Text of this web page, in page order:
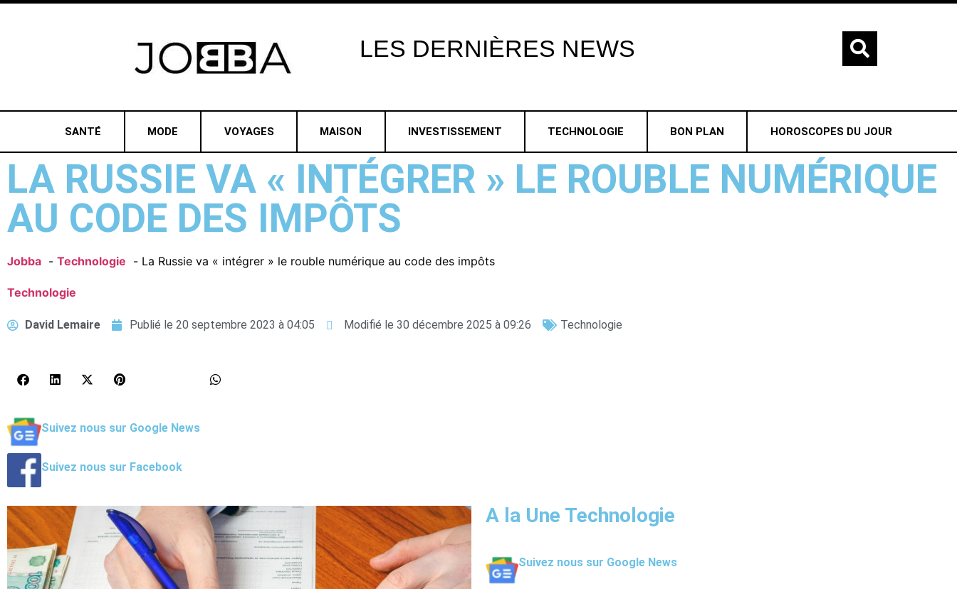
LES DERNIÈRES NEWS
SANTÉ MODE VOYAGES MAISON INVESTISSEMENT TECHNOLOGIE BON PLAN HOROSCOPES DU JOUR
LA RUSSIE VA « INTÉGRER » LE ROUBLE NUMÉRIQUE
AU CODE DES IMPÔTS
Jobba Technologie La Russie va « intégrer » le rouble numérique au code des impôts
Technologie
David Lemaire Publié le 20 septembre 2023 à 04:05 Modifié le 30 décembre 2025 à 09:26 Technologie
Suivez nous sur Google News
Suivez nous sur Facebook
A la Une Technologie
Suivez nous sur Google News